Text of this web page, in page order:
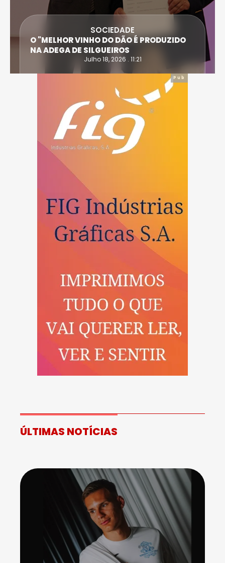
SOCIEDADE
O "MELHOR VINHO DO DÃO É PRODUZIDO
NA ADEGA DE SILGUEIROS
Julho 18, 2026 . 11:21
Pub
ÚLTIMAS NOTÍCIAS